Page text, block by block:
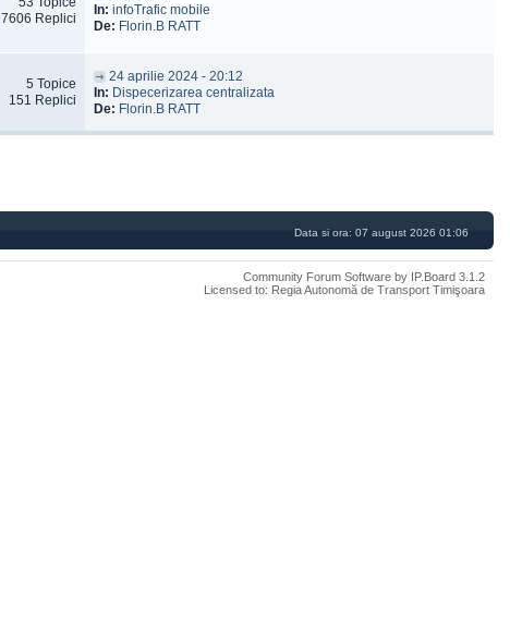
7606 Replici
In: infoTrafic mobile
De: Florin.B RATT
5 Topice
151 Replici
24 aprilie 2024 - 20:12
In: Dispecerizarea centralizata
De: Florin.B RATT
Data si ora: 07 august 2026 01:06
Community Forum Software by IP.Board 3.1.2
Licensed to: Regia Autonomă de Transport Timişoara